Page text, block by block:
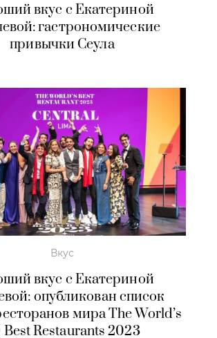
вкус с Екатериной
гастрономические
привычки Сеула
Вкус
вкус с Екатериной
опубликован список
мира The World’s
Restaurants 2023